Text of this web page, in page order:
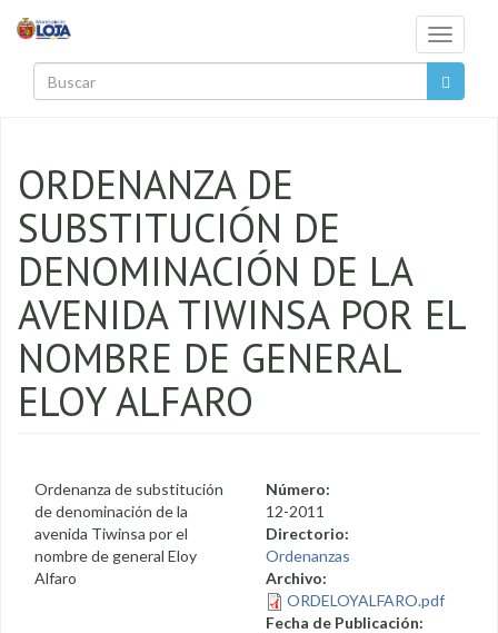
Toggle
ORDENANZA DE
SUBSTITUCIÓN DE
DENOMINACIÓN DE LA
AVENIDA TIWINSA POR EL
NOMBRE DE GENERAL
ELOY ALFARO
Ordenanza de substitución
de denominación de la
avenida Tiwinsa por el
nombre de general Eloy
Alfaro
Número:
12-2011
Directorio:
Ordenanzas
Archivo:
ORDELOYALFARO.pdf
Fecha de Publicación: